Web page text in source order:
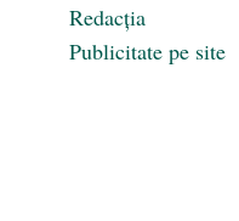
Redacția
Publicitate pe site